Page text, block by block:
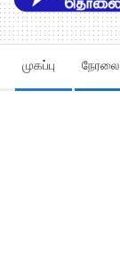
Navigation
Menu
முகப்பு நேரலை